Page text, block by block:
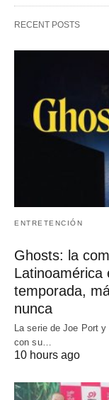
RECENT POSTS
ENTRETENCIÓN
Ghosts: la
Latinoamérica
temporada,
nunca
La serie de Joe Port
con su…
10 hours ago